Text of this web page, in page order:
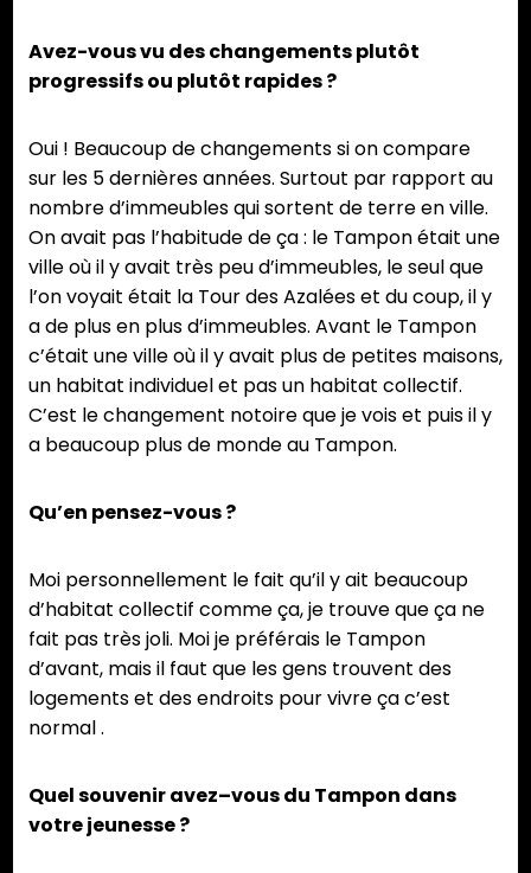
Avez-vous vu des changements plutôt
progressifs ou plutôt rapides ?
Oui ! Beaucoup de changements si on compare
sur les 5 dernières années. Surtout par rapport au
nombre d’immeubles qui sortent de terre en ville.
On avait pas l’habitude de ça : le Tampon était une
ville où il y avait très peu d’immeubles, le seul que
l’on voyait était la Tour des Azalées et du coup, il y
a de plus en plus d’immeubles. Avant le Tampon
c’était une ville où il y avait plus de petites maisons,
un habitat individuel et pas un habitat collectif.
C’est le changement notoire que je vois et puis il y
a beaucoup plus de monde au Tampon.
Qu’en pensez-vous ?
Moi personnellement le fait qu’il y ait beaucoup
d’habitat collectif comme ça, je trouve que ça ne
fait pas très joli. Moi je préférais le Tampon
d’avant, mais il faut que les gens trouvent des
logements et des endroits pour vivre ça c’est
normal .
Quel souvenir avez–vous du Tampon dans
votre jeunesse ?